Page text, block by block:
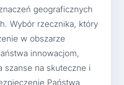
geograficznych
Wybór rzecznika, który
w obszarze
innowacjom,
szanse na skuteczne i
Państwa